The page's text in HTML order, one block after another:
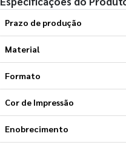
Prazo de produção
Material
Formato
Cor de Impressão
Enobrecimento